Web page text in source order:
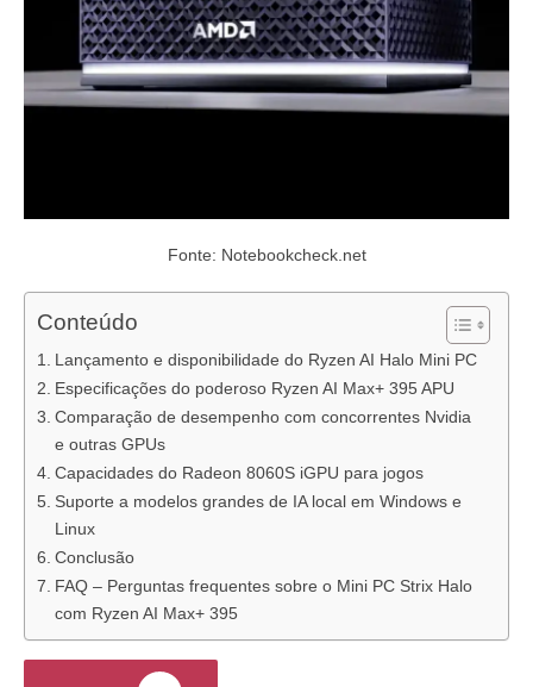
Fonte: Notebookcheck.net
Conteúdo
Lançamento e disponibilidade do Ryzen AI Halo Mini PC
Especificações do poderoso Ryzen AI Max+ 395 APU
Comparação de desempenho com concorrentes Nvidia
e outras GPUs
Capacidades do Radeon 8060S iGPU para jogos
Suporte a modelos grandes de IA local em Windows e
Linux
Conclusão
FAQ – Perguntas frequentes sobre o Mini PC Strix Halo
com Ryzen AI Max+ 395